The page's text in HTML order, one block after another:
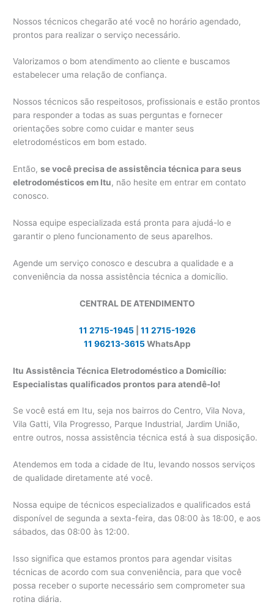
Nossos técnicos chegarão até você no horário agendado,
prontos para realizar o serviço necessário.
Valorizamos o bom atendimento ao cliente e buscamos
estabelecer uma relação de confiança.
Nossos técnicos são respeitosos, profissionais e estão prontos
para responder a todas as suas perguntas e fornecer
orientações sobre como cuidar e manter seus
eletrodomésticos em bom estado.
Então,se você precisa de assistência técnica para seus
eletrodomésticos em Itu, não hesite em entrar em contato
conosco.
Nossa equipe especializada está pronta para ajudá-lo e
garantir o pleno funcionamento de seus aparelhos.
Agende um serviço conosco e descubra a qualidade e a
conveniência da nossa assistência técnica a domicílio.
CENTRAL DE ATENDIMENTO
11 2715-1945
11 2715-1926
11 96213-3615 WhatsApp
Itu Assistência Técnica Eletrodoméstico a Domicílio:
Especialistas qualificados prontos para atendê-lo!
Se você está em Itu, seja nos bairros do Centro, Vila Nova,
Vila Gatti, Vila Progresso, Parque Industrial, Jardim União,
entre outros, nossa assistência técnica está à sua disposição.
Atendemos em toda a cidade de Itu, levando nossos serviços
de qualidade diretamente até você.
Nossa equipe de técnicos especializados e qualificados está
disponível de segunda a sexta-feira, das 08:00 às 18:00, e aos
sábados, das 08:00 às 12:00.
Isso significa que estamos prontos para agendar visitas
técnicas de acordo com sua conveniência, para que você
possa receber o suporte necessário sem comprometer sua
rotina diária.